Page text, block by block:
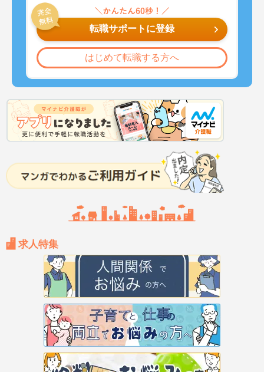
転職サポートに登録
はじめて転職する方へ
求人特集